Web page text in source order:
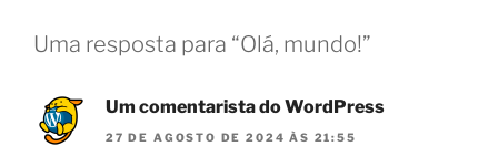
Uma resposta para “Olá, mundo!”
Um comentarista do WordPress
27 DE AGOSTO DE 2024 ÀS 21:55